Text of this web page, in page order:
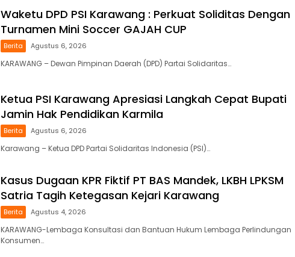
Waketu DPD PSI Karawang : Perkuat Soliditas Dengan
Turnamen Mini Soccer GAJAH CUP
Berita Agustus 6, 2026
KARAWANG – Dewan Pimpinan Daerah (DPD) Partai Solidaritas…
Ketua PSI Karawang Apresiasi Langkah Cepat Bupati
Jamin Hak Pendidikan Karmila
Berita Agustus 6, 2026
Karawang – Ketua DPD Partai Solidaritas Indonesia (PSI)…
Kasus Dugaan KPR Fiktif PT BAS Mandek, LKBH LPKSM
Satria Tagih Ketegasan Kejari Karawang
Berita Agustus 4, 2026
KARAWANG-Lembaga Konsultasi dan Bantuan Hukum Lembaga Perlindungan
Konsumen…